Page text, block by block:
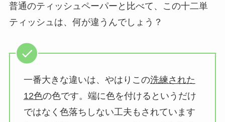
普通のティッシュペーパーと比べて、この十二単
ティッシュは、何が違うんでしょう？
一番大きな違いは、やはりこの洗練された
12色の色です。端に色を付けるというだけ
ではなく色落ちしない工夫もされています